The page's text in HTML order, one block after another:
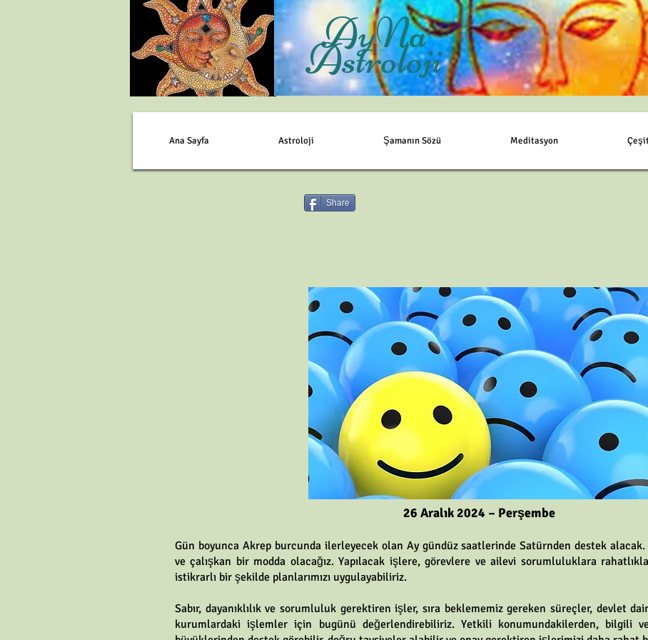
AyNa
Astroloji
26 Aralık 2024 – Perşembe
Gün boyunca Akrep burcunda ilerleyecek olan Ay gündüz saatlerinde Satürnden destek alacak.
ve çalışkan bir modda olacağız. Yapılacak işlere, görevlere ve ailevi sorumluluklara
istikrarlı bir şekilde planlarımızı uygulayabiliriz.
Sabır, dayanıklılık ve sorumluluk gerektiren işler, sıra beklememiz gereken süreçler, devlet
kurumlardaki işlemler için bugünü değerlendirebiliriz. Yetkili konumundakilerden, bilgili
Share
Ana Sayfa Astroloji Şamanın Sözü Meditasyon